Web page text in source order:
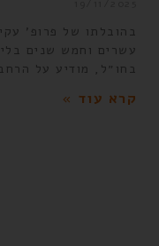
עשרים וחמש שנים
בחו״ל, מודיע על
קרא עוד »